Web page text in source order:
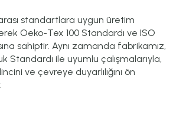
standartlara uygun üretim
Oeko-Tex 100 Standardı ve ISO
sahiptir. Aynı zamanda fabrikamız,
Standardı ile uyumlu çalışmalarıyla,
ve çevreye duyarlılığını ön